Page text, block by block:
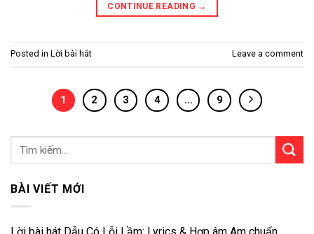
CONTINUE READING →
Posted in Lời bài hát Leave a comment
1 2 3 4 … 9
BÀI VIẾT MỚI